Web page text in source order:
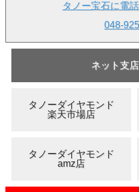
タノー宝石に電
048-
ネット支
タノーダイヤモンド
楽天市場店
タノーダイヤモンド
amz店